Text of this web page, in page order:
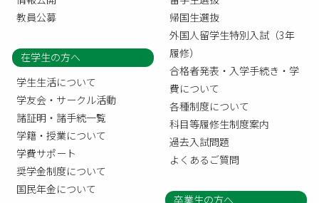
教員公募
帰国生選抜
外国人留学生特別入試（3年
履修）
合格者発表・入学手続き・学
費について
各種制度について
科目等履修生制度案内
過去入試問題
よくあるご質問
在学生の方へ
学生生活について
学友会・サークル活動
諸証明・諸手続一覧
学籍・授業について
学費サポート
奨学金制度について
国民年金について
卒業生の方へ